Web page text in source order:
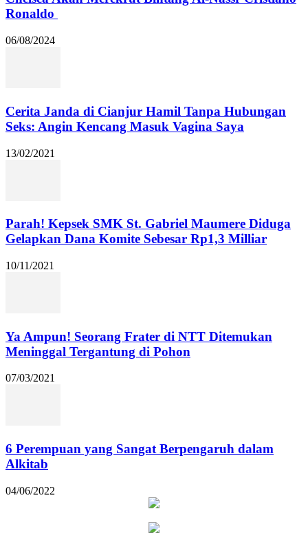
Ronaldo
06/08/2024
Cerita Janda di Cianjur Hamil Tanpa Hubungan
Seks: Angin Kencang Masuk Vagina Saya
13/02/2021
Parah! Kepsek SMK St. Gabriel Maumere Diduga
Gelapkan Dana Komite Sebesar Rp1,3 Milliar
10/11/2021
Ya Ampun! Seorang Frater di NTT Ditemukan
Meninggal Tergantung di Pohon
07/03/2021
6 Perempuan yang Sangat Berpengaruh dalam
Alkitab
04/06/2022